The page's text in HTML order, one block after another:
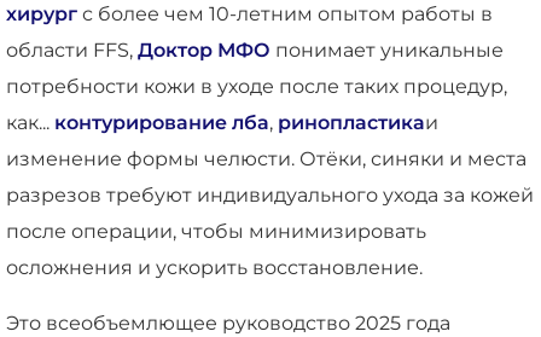
хирург с более чем 10-летним опытом работы в
области FFS, Доктор МФО понимает уникальные
потребности кожи в уходе после таких процедур,
как... контурирование лба, ринопластикаи
изменение формы челюсти. Отёки, синяки и места
разрезов требуют индивидуального ухода за кожей
после операции, чтобы минимизировать
осложнения и ускорить восстановление.
Это всеобъемлющее руководство 2025 года